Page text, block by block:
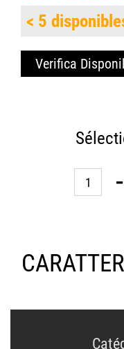
Verifica
< 5